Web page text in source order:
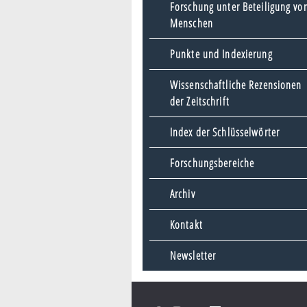
Forschung unter Beteiligung
Menschen
Punkte und Indexierung
Wissenschaftliche Rezensionen
der Zeitschrift
Index der Schlüsselwörter
Forschungsbereiche
Archiv
Kontakt
Newsletter